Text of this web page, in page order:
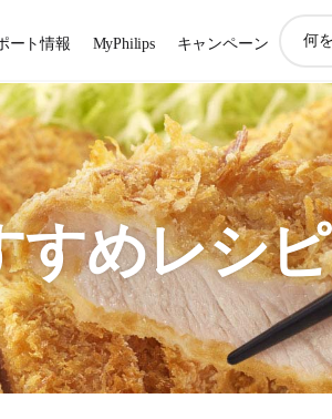
ート情報 MyPhilips キャンペーン
ン
サ
ポ
ー
ト
検
索
すめレシピ